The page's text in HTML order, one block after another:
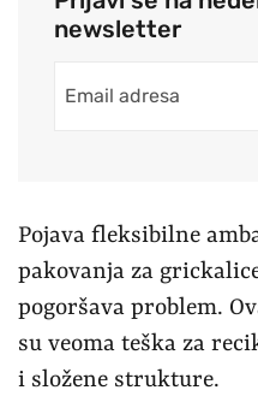
newsletter
Pojava fleksibilne
pakovanja za
pogoršava problem.
su veoma teška za
i složene strukture.